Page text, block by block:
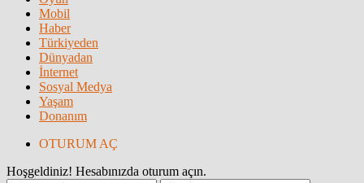
Mobil
Haber
Türkiyeden
Dünyadan
İnternet
Sosyal Medya
Yaşam
Donanım
OTURUM AÇ
Hoşgeldiniz! Hesabınızda oturum açın.